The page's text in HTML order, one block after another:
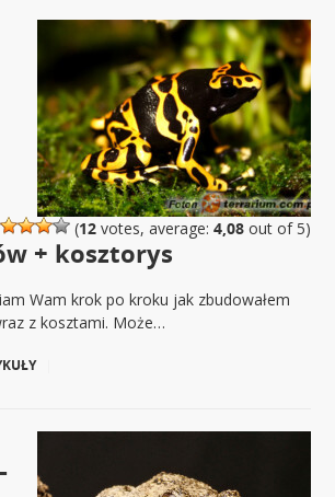
(12votes, average: 4,08out of 5)
+ kosztorys
Wam krok po kroku jak zbudowałem
z kosztami. Może…